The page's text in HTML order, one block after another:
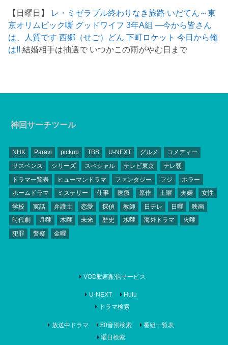
【日曜日】 レ・ミゼラブル終わりなき旅路 いだてん～東
京オリムピック噺 グッドワイフ 3年A組 ―今から皆さん
は、人質です 西郷（せご）どん 下町ロケット 今日から俺
は!! 結婚相手は抽選で いつかこの雨がやむ日まで
神回サーチツール
NHK Paravi pickup TBS U-NEXT グルメ
コメディー
サスペンス
シリーズ スペシャル テレビ東京
テレ朝
ドラマ一覧表
ヒューマンドラマ ファンタジー フジ
ホラー
ホームドラマ
ミステリー 仕事 医療 原作 土曜 夫婦
女性
学校
実話 弁護士 恋愛 探偵 教師 日テレ 日曜
映画
時代劇
月曜 木曜 未来 歴史 水曜 海外ドラマ
火曜
犯罪
警察 金曜
VOD動画配信サービス
U-NEXT
Hulu
ドラマ検索
放送中ドラマ 50音別検索
番組一覧表
曜日検索